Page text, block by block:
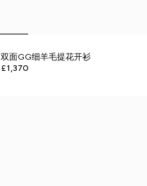
双面GG细羊毛提花开衫
£1,370